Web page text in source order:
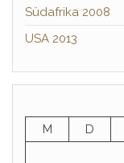
Südafrika 2008
USA 2013
M
D